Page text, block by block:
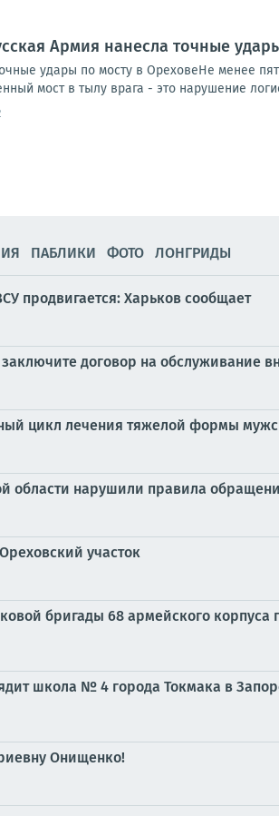
Армия нанесла точные
удары по мосту в ОреховеНе менее
мост в тылу врага - это нарушение
ПАБЛИКИ ФОТО ЛОНГРИДЫ
продвигается: Харьков сообщает
договор на обслуживание
цикл лечения тяжелой формы
области нарушили правила
участок
бригады 68 армейского
школа № 4 города Токмака в
Онищенко!